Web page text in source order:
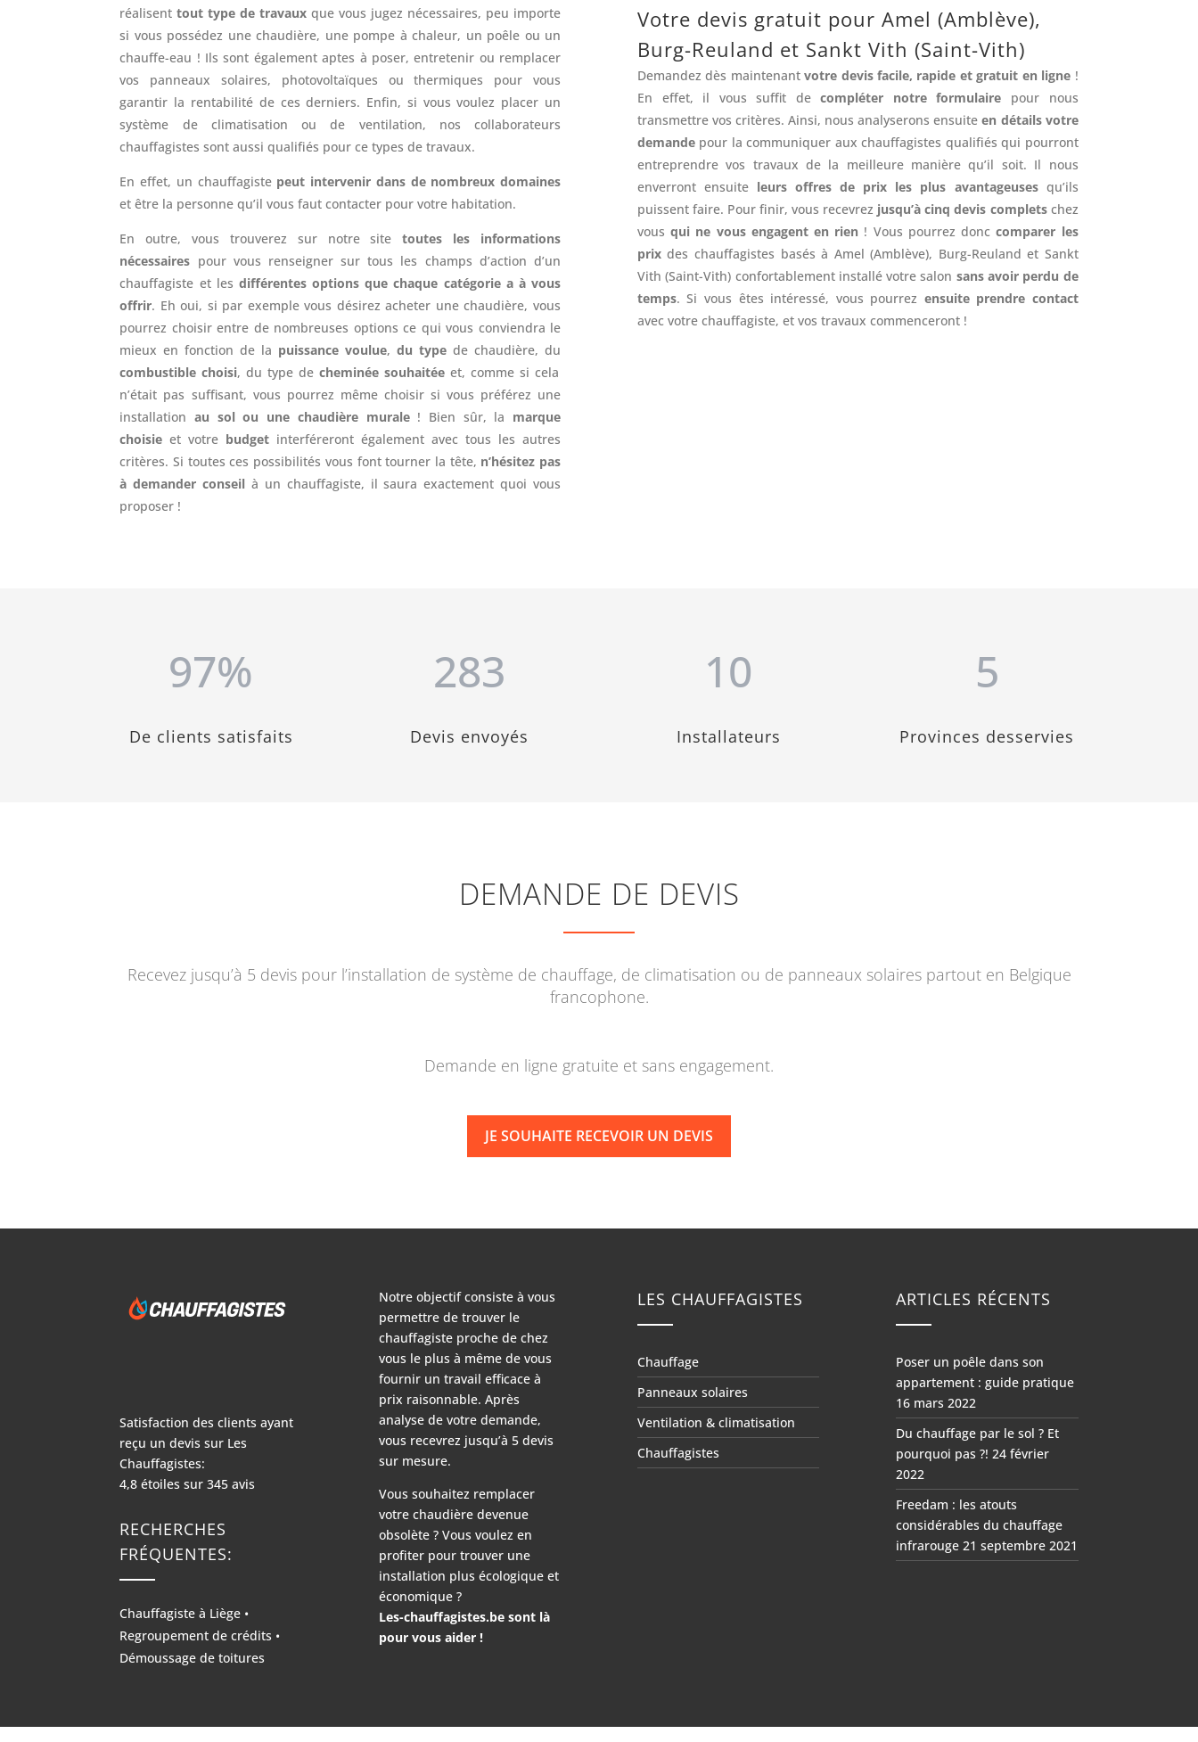
réalisenttout type de travaux que vous jugez nécessaires, peu importe
si vous possédez une chaudière, une pompe à chaleur, un poêle ou un
chauffe-eau ! Ils sont également aptes à poser, entretenir ou remplacer
vos panneaux solaires, photovoltaïques ou thermiques pour vous
garantir la rentabilité de ces derniers. Enfin, si vous voulez placer un
système de climatisation ou de ventilation, nos collaborateurs
chauffagistes sont aussi qualifiés pour ce types de travaux.
En effet, un chauffagiste peut intervenir dans de nombreux domaines
et être la personne qu’il vous faut contacter pour votre habitation.
En outre, vous trouverez sur notre sitetoutes les informations
nécessaires pour vous renseigner sur tous les champs d’action d’un
chauffagiste et les différentes options que chaque catégorie a à vous
offrir. Eh oui, si par exemple vous désirez acheter une chaudière, vous
pourrez choisir entre de nombreuses options ce qui vous conviendra le
mieux en fonction de la puissance voulue,du type de chaudière, du
combustible choisi, du type decheminée souhaitée et, comme si cela
n’était pas suffisant, vous pourrez même choisir si vous préférez une
installationau sol ou une chaudière murale! Bien sûr, la marque
choisie et votre budget interféreront également avec tous les autres
critères. Si toutes ces possibilités vous font tourner la tête, n’hésitez pas
à demander conseil à un chauffagiste, il saura exactement quoi vous
proposer !
Votre devis gratuit pour Amel (Amblève),
Burg-Reuland et Sankt Vith (Saint-Vith)
Demandez dès maintenantvotre devis facile, rapide et gratuit en ligne !
En effet, il vous suffit decompléter notre formulaire pour nous
transmettre vos critères. Ainsi, nous analyserons ensuiteen détails votre
demandepour la communiquer aux chauffagistes qualifiés qui pourront
entreprendre vos travaux de la meilleure manière qu’il soit. Il nous
enverront ensuite leurs offres de prix les plus avantageusesqu’ils
puissent faire. Pour finir, vous recevrez jusqu’à cinq devis completschez
vousqui ne vous engagent en rien ! Vous pourrez donccomparer les
prixdes chauffagistes basés à Amel (Amblève), Burg-Reuland et Sankt
Vith (Saint-Vith) confortablement installé votre salon sans avoir perdu de
temps. Si vous êtes intéressé, vous pourrez ensuite prendre contact
avec votre chauffagiste, et vos travaux commenceront !
97%
De clients satisfaits
283
Devis envoyés
10
Installateurs
5
Provinces desservies
DEMANDE DE DEVIS
Recevez jusqu’à 5 devis pour l’installation de système de chauffage, de climatisation ou de panneaux solaires partout en Belgique
francophone.
Demande en ligne gratuite et sans engagement.
JE SOUHAITE RECEVOIR UN DEVIS
Satisfaction des clients ayant
reçu un devis sur Les
Chauffagistes:
4,8 étoiles sur345 avis
RECHERCHES
FRÉQUENTES:
Chauffagiste à Liège •
Regroupement de crédits •
Démoussage de toitures
Notre objectif consiste à vous
permettre de trouver le
chauffagiste proche de chez
vous le plus à même de vous
fournir un travail efficace à
prix raisonnable. Après
analyse de votre demande,
vous recevrez jusqu’à 5 devis
sur mesure.
Vous souhaitez remplacer
votre chaudière devenue
obsolète ? Vous voulez en
profiter pour trouver une
installation plus écologique et
économique ?
Les-chauffagistes.be sont là
pour vous aider !
LES CHAUFFAGISTES
Chauffage
Panneaux solaires
Ventilation & climatisation
Chauffagistes
ARTICLES RÉCENTS
Poser un poêle dans son
appartement : guide pratique
16 mars 2022
Du chauffage par le sol ? Et
pourquoi pas ?! 24 février
2022
Freedam : les atouts
considérables du chauffage
infrarouge 21 septembre 2021